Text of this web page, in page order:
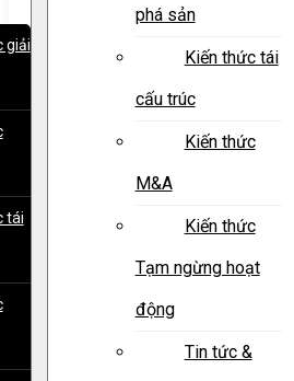
giải
tái
phá sản
Kiến thức tái
cấu trúc
Kiến thức
M&A
Kiến thức
Tạm ngừng hoạt
động
Tin tức &